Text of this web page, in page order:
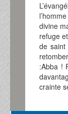
divine
refuge
de saint
:Abba !
crainte